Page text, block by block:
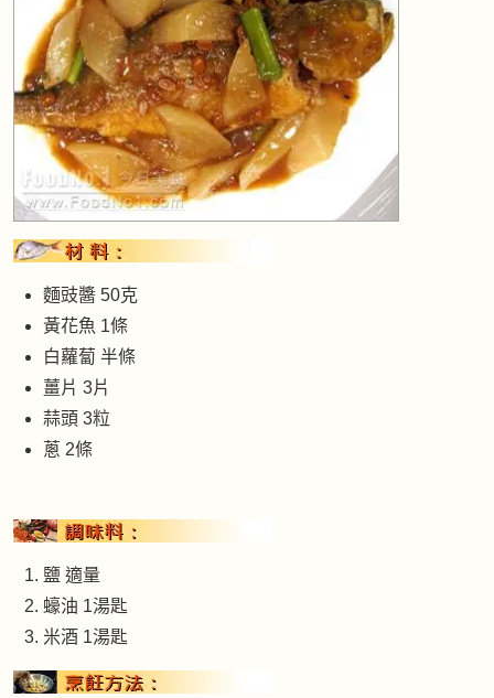
麵豉醬 50克
黃花魚 1條
白蘿蔔 半條
薑片 3片
蒜頭 3粒
蔥 2條
鹽 適量
蠔油 1湯匙
米酒 1湯匙